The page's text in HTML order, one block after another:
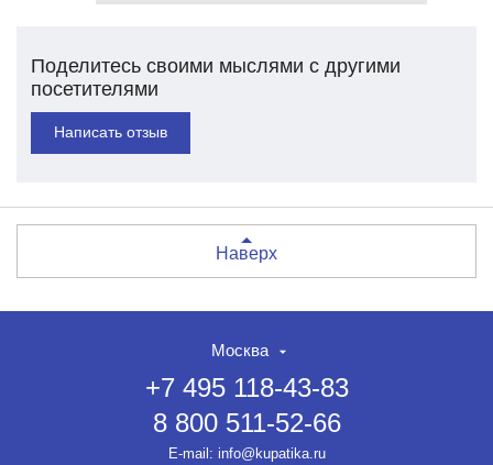
Поделитесь своими мыслями с другими
посетителями
Написать отзыв
Наверх
Москва
+7 495 118-43-83
8 800 511-52-66
E-mail: info@kupatika.ru